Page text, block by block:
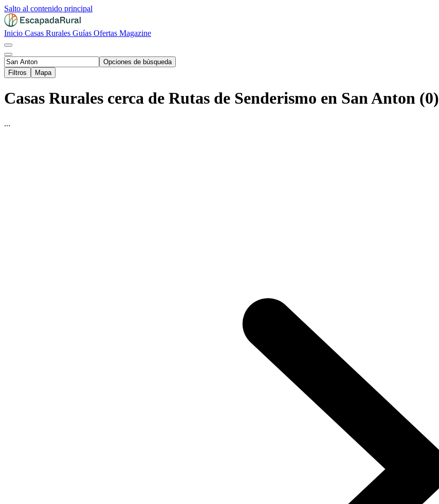
Salto al contenido principal
Inicio Casas Rurales Guías Ofertas Magazine
Opciones de búsqueda
Filtros
Mapa
Casas Rurales cerca de Rutas de Senderismo en San Anton (0)
...